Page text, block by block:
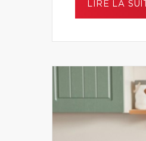
LIRE LA